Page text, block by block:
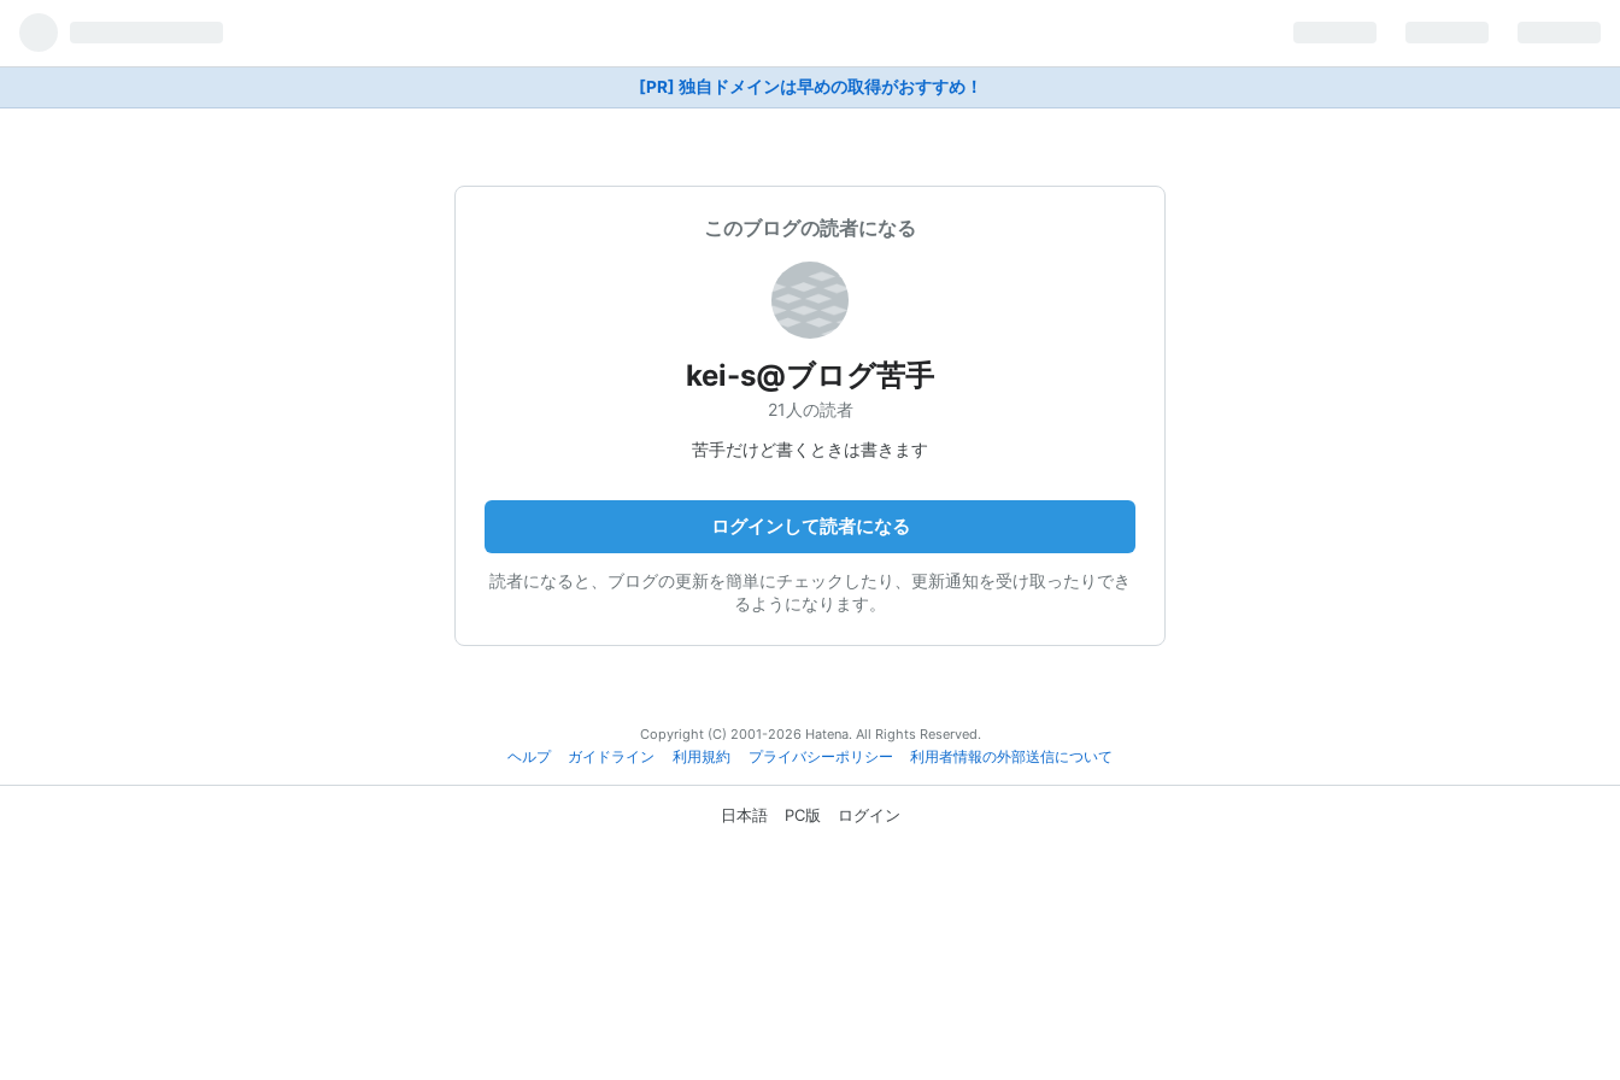
[PR] 独自ドメインは早めの取得がおすすめ！
このブログの読者になる
kei-s@ブログ苦手
21人の読者
苦手だけど書くときは書きます
ログインして読者になる
読者になると、ブログの更新を簡単にチェックしたり、更新通知を受け取ったりでき
るようになります。
Copyright (C) 2001-2026 Hatena. All Rights Reserved.
ヘルプ
ガイドライン 利用規約 プライバシーポリシー 利用者情報の外部送信について
日本語 PC版 ログイン